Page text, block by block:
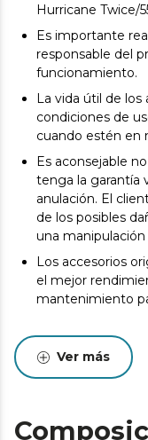
Hurricane Twice/
Es importante
responsable del
funcionamiento.
La vida útil de los
condiciones de
cuando estén en
Es aconsejable
tenga la garantía
anulación. El
de los posibles
una
Los accesorios
el mejor
mantenimiento
Ver más